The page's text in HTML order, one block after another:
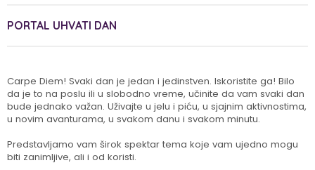
PORTAL UHVATI DAN
Carpe Diem! Svaki dan je jedan i jedinstven. Iskoristite ga! Bilo
da je to na poslu ili u slobodno vreme, učinite da vam svaki dan
bude jednako važan. Uživajte u jelu i piću, u sjajnim aktivnostima,
u novim avanturama, u svakom danu i svakom minutu.
Predstavljamo vam širok spektar tema koje vam ujedno mogu
biti zanimljive, ali i od koristi.